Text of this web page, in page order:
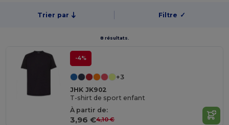
Trier par Filtre ✓
8 résultats.
-4%
+3
JHK JK902
T-shirt de sport enfant
À partir de:
3,96 €4,10 €